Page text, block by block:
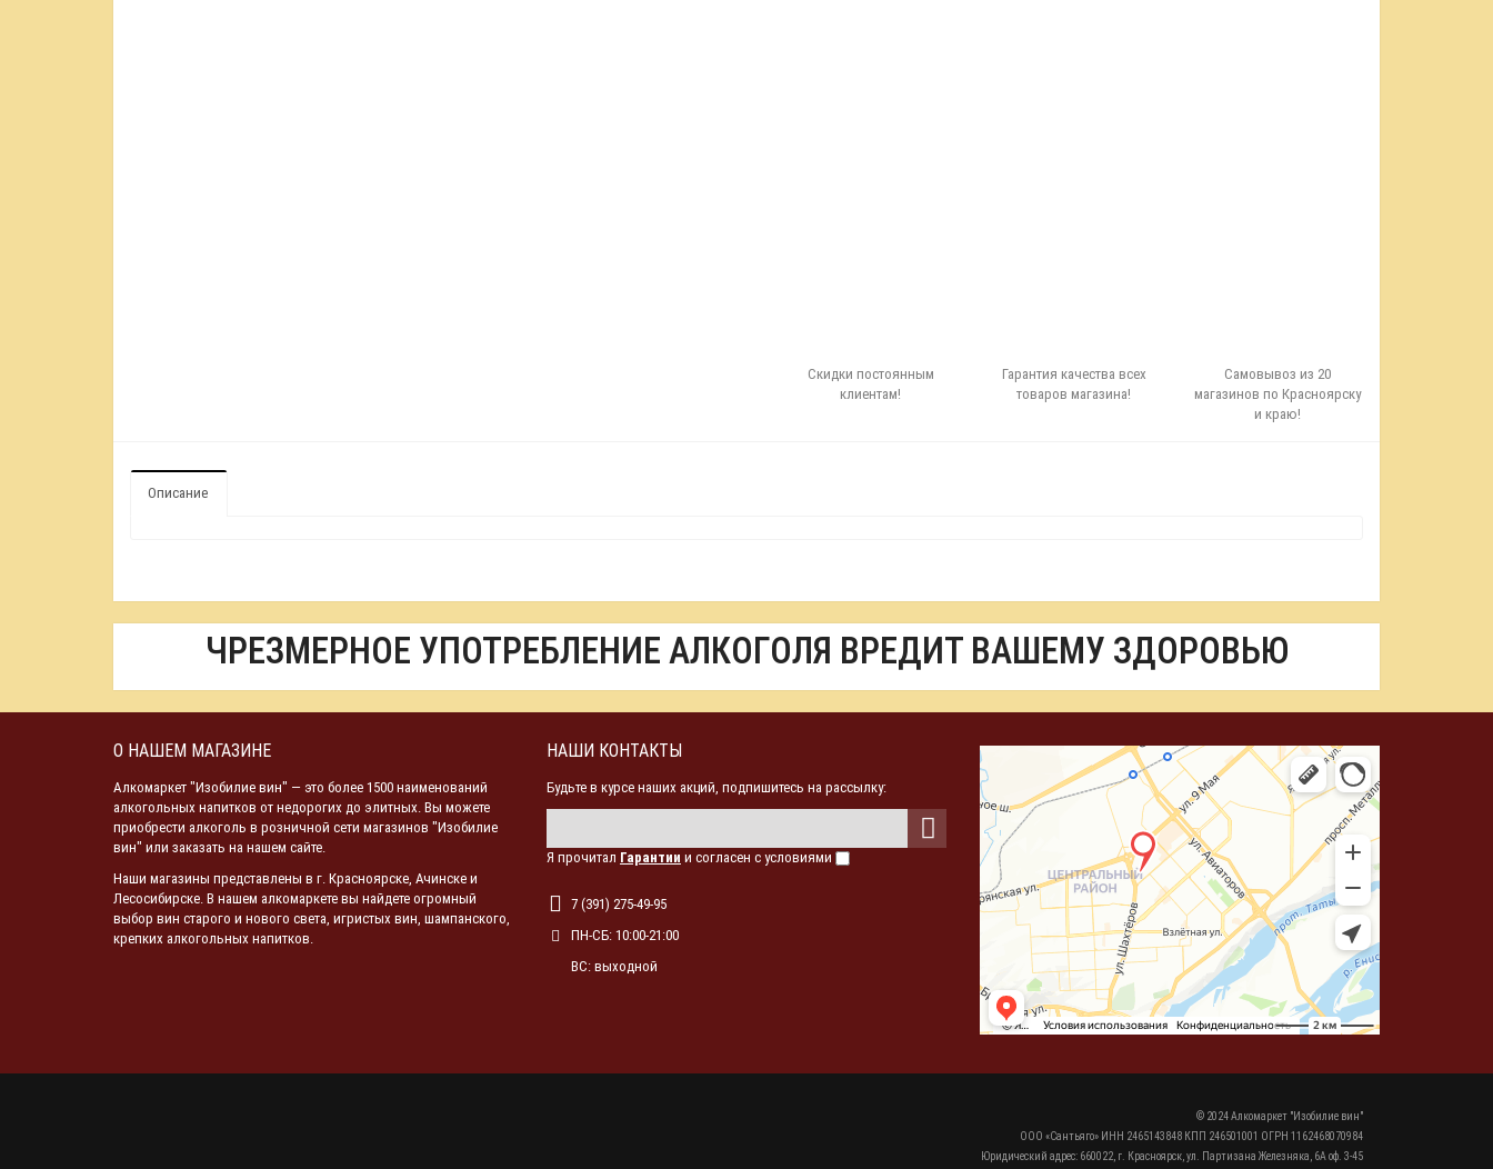
Скидки постоянным
клиентам!
Гарантия качества всех
товаров магазина!
Самовывоз из 20
магазинов по Красноярску
и краю!
Описание
ЧРЕЗМЕРНОЕ УПОТРЕБЛЕНИЕ АЛКОГОЛЯ ВРЕДИТ ВАШЕМУ ЗДОРОВЬЮ
О НАШЕМ МАГАЗИНЕ
Алкомаркет "Изобилие вин" — это более 1500 наименований
алкогольных напитков от недорогих до элитных. Вы можете
приобрести алкоголь в розничной сети магазинов "Изобилие
вин" или заказать на нашем сайте.
Наши магазины представлены в г. Красноярске, Ачинске и
Лесосибирске. В нашем алкомаркете вы найдете огромный
выбор вин старого и нового света, игристых вин, шампанского,
крепких алкогольных напитков.
НАШИ КОНТАКТЫ
Будьте в курсе наших акций, подпишитесь на рассылку:
Я прочитал Гарантии и согласен с условиями
7 (391) 275-49-95
ПН-СБ: 10:00-21:00
ВС: выходной
© 2024 Алкомаркет "Изобилие вин"
ООО «Сантьяго» ИНН 2465143848 КПП 246501001 ОГРН 1162468070984
Юридический адрес: 660022, г. Красноярск, ул. Партизана Железняка, 6А оф. 3-45